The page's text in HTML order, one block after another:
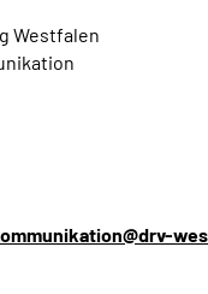
Westfalen